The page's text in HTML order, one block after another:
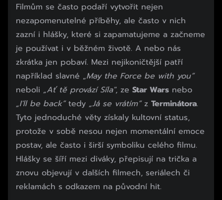
Filmům se často podaří vytvořit nejen
nezapomenutelné příběhy, ale často v nich
zazní i hlášky, které si zapamatujeme a začneme
je používat i v běžném životě. A nebo nás
zkrátka jen pobaví. Mezi nejikoničtější patří
například slavné „May the Force be with you“
neboli „Ať tě provází Síla", ze Star Wars nebo
„I'll be back“tedy „Já se vrátím“z Terminátora.
Tyto jednoduché věty získaly kultovní status,
protože v sobě nesou nejen momentální emoce
postav, ale často i širší symboliku celého filmu.
Hlášky se šíří mezi diváky, přepisují na trička a
znovu objevují v dalších filmech, seriálech či
reklamách s odkazem na původní hit.